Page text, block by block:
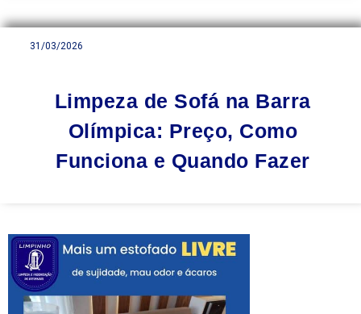
31/03/2026
Limpeza de Sofá na Barra
Olímpica: Preço, Como
Funciona e Quando Fazer